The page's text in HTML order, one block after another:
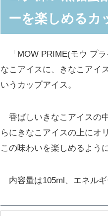
コク深い黒糖蜜
ーを楽しめるカ
「MOW PRIME(モウ プラ